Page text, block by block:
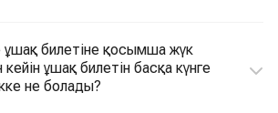
билетіне қосымша жүк
ұшақ билетін басқа күнге
не болады?